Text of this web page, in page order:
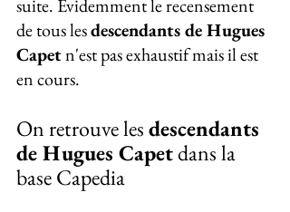
suite. Evidemment le recensement
de tous les descendants de Hugues
Capet n'est pas exhaustif mais il est
en cours.
On retrouve les descendants
de Hugues Capet dans la
base Capedia